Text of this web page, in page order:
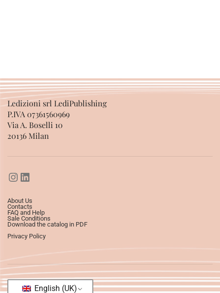
Ledizioni srl LediPublishing
P.IVA 07361560969
Via A. Boselli 10
20136 Milan
About Us
Contacts
FAQ and Help
Sale Conditions
Download the catalog in PDF
Privacy Policy
English (UK)